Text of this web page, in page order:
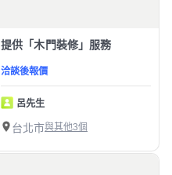
提供「木門裝修」服務
洽談後報價
呂先生
台北市與其他3個